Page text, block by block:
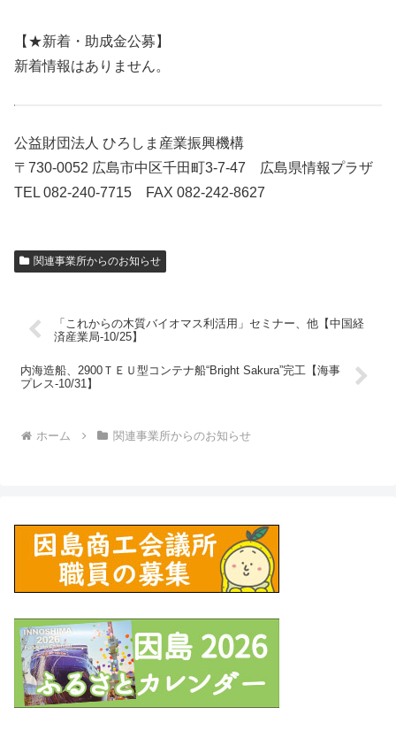
【★新着・助成金公募】
新着情報はありません。
公益財団法人 ひろしま産業振興機構
〒730-0052 広島市中区千田町3-7-47 広島県情報プラザ
TEL 082-240-7715 FAX 082-242-8627
関連事業所からのお知らせ
「これからの木質バイオマス利活用」セミナー、他【中国経
済産業局-10/25】
内海造船、2900ＴＥＵ型コンテナ船“Bright Sakura”完工【海事
プレス-10/31】
ホーム 関連事業所からのお知らせ